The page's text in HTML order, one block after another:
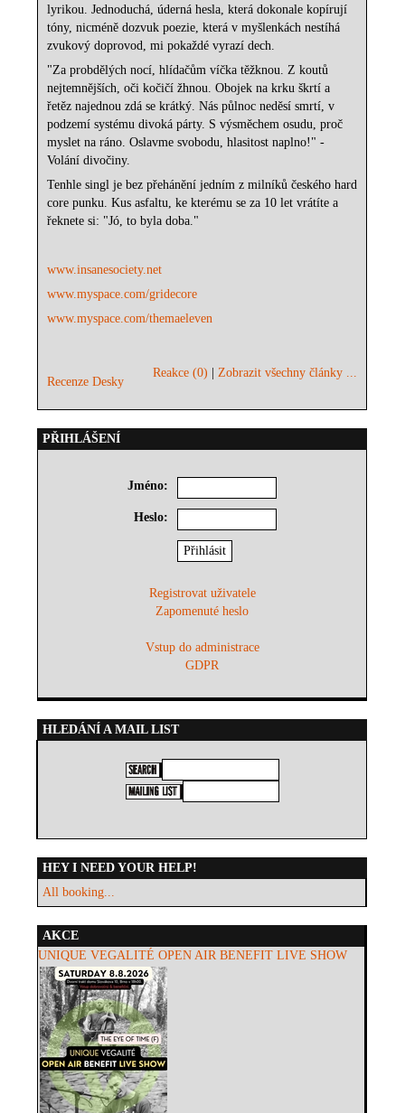
lyrikou. Jednoduchá, úderná hesla, která dokonale kopírují
tóny, nicméně dozvuk poezie, která v myšlenkách nestíhá
zvukový doprovod, mi pokaždé vyrazí dech.
"Za probdělých nocí, hlídačům víčka těžknou. Z koutů
nejtemnějších, oči kočičí žhnou. Obojek na krku škrtí a
řetěz najednou zdá se krátký. Nás půlnoc neděsí smrtí, v
podzemí systému divoká párty. S výsměchem osudu, proč
myslet na ráno. Oslavme svobodu, hlasitost naplno!" -
Volání divočiny.
Tenhle singl je bez přehánění jedním z milníků českého hard
core punku. Kus asfaltu, ke kterému se za 10 let vrátíte a
řeknete si: "Jó, to byla doba."
www.insanesociety.net
www.myspace.com/gridecore
www.myspace.com/themaeleven
Recenze Desky
Reakce (0) |Zobrazit všechny články ...
PŘIHLÁŠENÍ
Jméno:
Heslo:
Registrovat uživatele
Zapomenuté heslo
Vstup do administrace
GDPR
HLEDÁNÍ A MAIL LIST
HEY I NEED YOUR HELP!
All booking...
AKCE
UNIQUE VEGALITÉ OPEN AIR BENEFIT LIVE SHOW